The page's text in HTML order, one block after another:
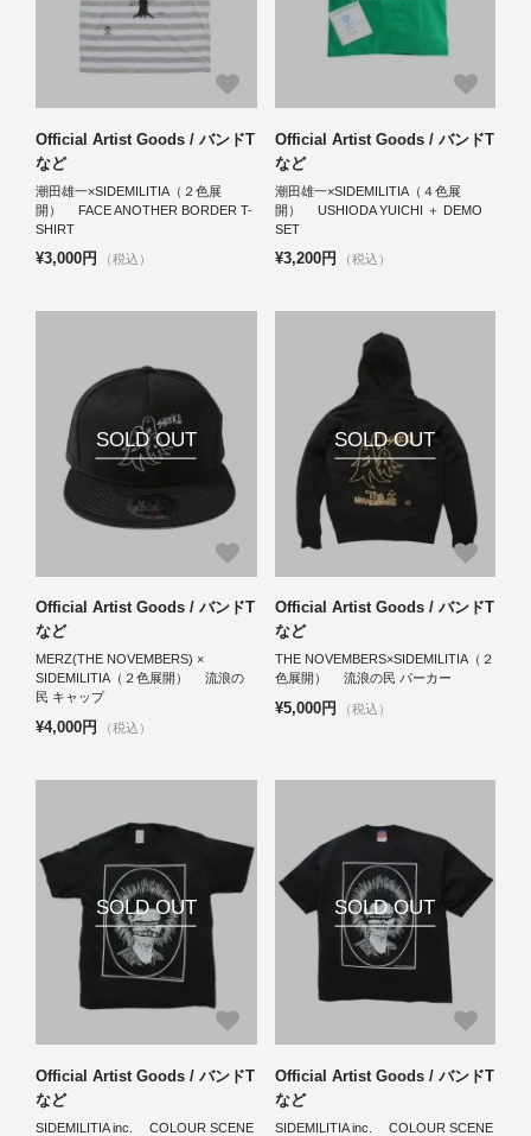
Official Artist Goods / バンドT
など
潮田雄一×SIDEMILITIA（２色展
開） FACE ANOTHER BORDER T-
SHIRT
¥3,000円 （税込）
Official Artist Goods / バンドT
など
潮田雄一×SIDEMILITIA（４色展
開） USHIODA YUICHI ＋ DEMO
SET
¥3,200円 （税込）
SOLD OUT
Official Artist Goods / バンドT
など
MERZ(THE NOVEMBERS) ×
SIDEMILITIA（２色展開） 流浪の
民 キャップ
¥4,000円 （税込）
SOLD OUT
Official Artist Goods / バンドT
など
THE NOVEMBERS×SIDEMILITIA（２
色展開） 流浪の民 パーカー
¥5,000円 （税込）
SOLD OUT
Official Artist Goods / バンドT
など
SIDEMILITIA inc. COLOUR SCENE
SOLD OUT
Official Artist Goods / バンドT
など
SIDEMILITIA inc. COLOUR SCENE